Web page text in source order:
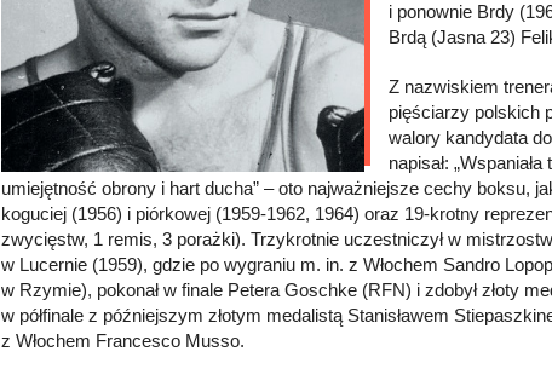
i ponownie Brdy
Brdą (Jasna 23)
Z nazwiskiem
pięściarzy polskich
walory kandydata
napisał:
umiejętność obrony i hart ducha” – oto najważniejsze cechy boksu,
koguciej (1956) i piórkowej (1959-1962, 1964) oraz 19-krotny
zwycięstw, 1 remis, 3 porażki). Trzykrotnie uczestniczył w
w Lucernie (1959), gdzie po wygraniu m. in. z Włochem Sandro
w Rzymie), pokonał w finale Petera Goschke (RFN) i zdobył złoty
w półfinale z późniejszym złotym medalistą Stanisławem
z Włochem Francesco Musso.